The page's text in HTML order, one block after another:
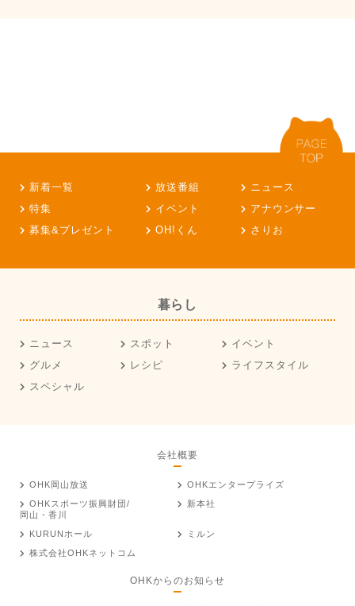
新着一覧 放送番組
ニュース
特集
イベント
アナウンサー
募集&プレゼント
OH!くん さりお
暮らし
ニュース スポット
イベント
グルメ
レシピ
ライフスタイル
スペシャル
会社概要
OHK岡山放送
OHKエンタープライズ
OHKスポーツ振興財団/
岡山・香川
新本社
KURUNホール
ミルン
株式会社OHKネットコム
OHKからのお知らせ